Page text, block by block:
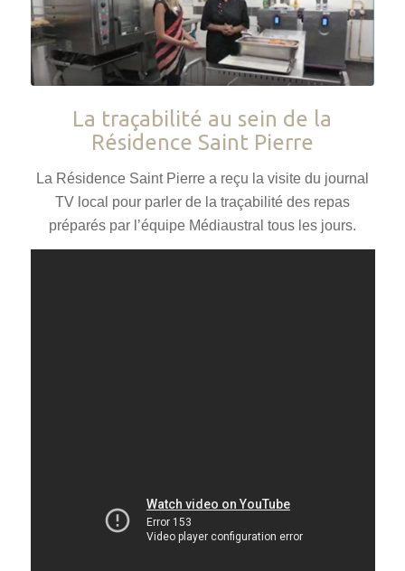
La traçabilité au sein de la
Résidence Saint Pierre
La Résidence Saint Pierre a reçu la visite du journal
TV local pour parler de la traçabilité des repas
préparés par l’équipe Médiaustral tous les jours.